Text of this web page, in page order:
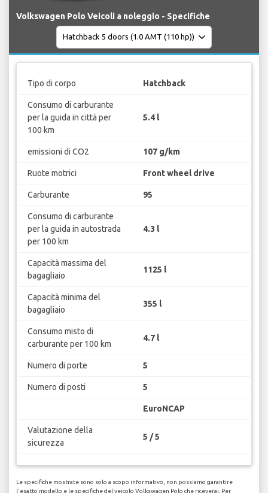
Volkswagen Polo Veicoli a noleggio - Specifiche
Tipo di corpo Hatchback
Consumo di carburante
per la guida in città per
100 km
5.4 l
emissioni di CO2 107 g/km
Ruote motrici Front wheel drive
Carburante 95
Consumo di carburante
per la guida in autostrada
per 100 km
4.3 l
Capacità massima del
bagagliaio
1125 l
Capacità minima del
bagagliaio
355 l
Consumo misto di
carburante per 100 km
4.7 l
Numero di porte 5
Numero di posti 5
EuroNCAP
Valutazione della
sicurezza
5 / 5
Le specifiche mostrate sono solo a scopo informativo, non possiamo garantire
l'esatto modello e le specifiche del veicolo Volkswagen Polo che riceverai. Per